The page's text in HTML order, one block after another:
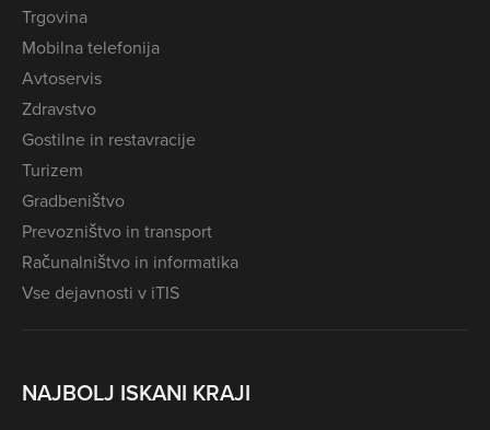
Trgovina
Mobilna telefonija
Avtoservis
Zdravstvo
Gostilne in restavracije
Turizem
Gradbeništvo
Prevozništvo in transport
Računalništvo in informatika
Vse dejavnosti v iTIS
NAJBOLJ ISKANI KRAJI